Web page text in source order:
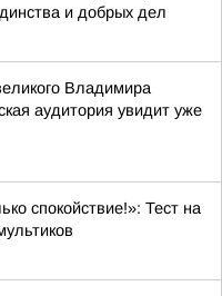
и добрых дел
Владимира
аудитория увидит уже
спокойствие!»: Тест на